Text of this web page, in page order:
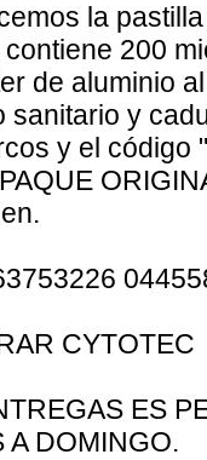
la
contiene 200
de aluminio
sanitario y
y el código
CYTOTEC
ES
A DOMINGO.